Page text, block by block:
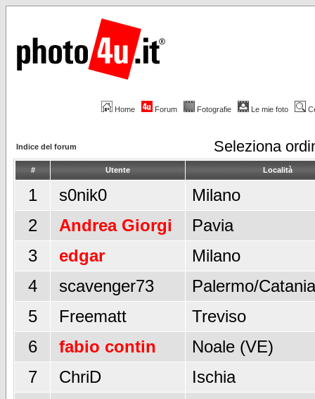
Home Forum Fotografie Le mie foto
Indice del forum Seleziona
# Utente Località
1 s0nik0
Milano
2
Andrea Giorgi
Pavia
3
edgar
Milano
4
scavenger73
Palermo/Catania
5
Freematt
Treviso
6
fabio contin
Noale (VE)
7
ChriD
Ischia